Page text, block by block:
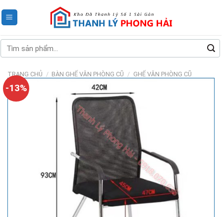
to
Tìm
kiếm:
TRANG CHỦ / BÀN GHẾ VĂN PHÒNG CŨ / GHẾ VĂN PHÒNG CŨ
-13%